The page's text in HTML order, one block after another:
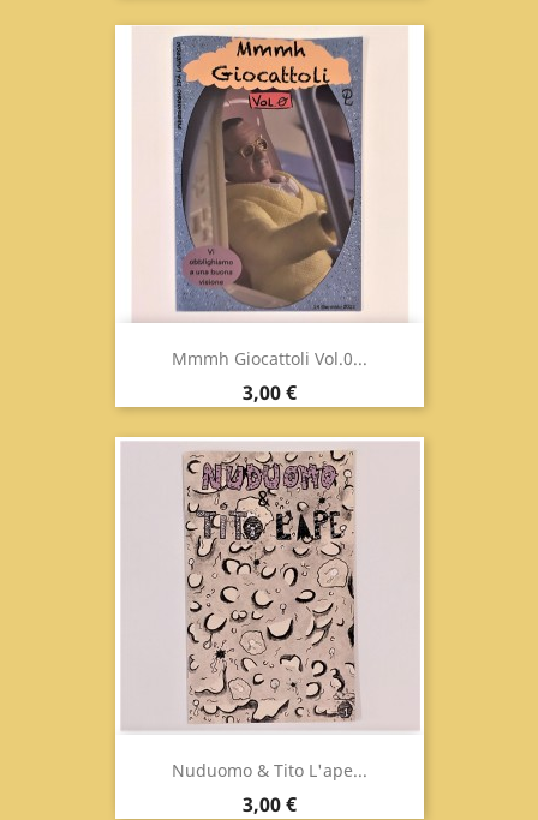
Mmmh Giocattoli Vol.0...
Prezzo
3,00 €
Nuduomo & Tito L'ape...
Prezzo
3,00 €